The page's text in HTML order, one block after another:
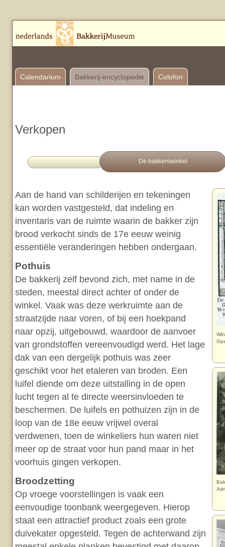
Calendarium Bakkerij-encyclopedie Colofon
Verkopen
De bakkerswinkel
Aan de hand van schilderijen en tekeningen
kan worden vastgesteld, dat indeling en
inventaris van de ruimte waarin de bakker zijn
brood verkocht sinds de 17e eeuw weinig
essentiële veranderingen hebben ondergaan.
Pothuis
De bakkerij zelf bevond zich, met name in de
steden, meestal direct achter of onder de
winkel. Vaak was deze werkruimte aan de
straatzijde naar voren, of bij een hoekpand
naar opzij, uitgebouwd, waardoor de aanvoer
van grondstoffen vereenvoudigd werd. Het lage
dak van een dergelijk pothuis was zeer
geschikt voor het etaleren van broden. Een
luifel diende om deze uitstalling in de open
lucht tegen al te directe weersinvloeden te
beschermen. De luifels en pothuizen zijn in de
loop van de 18e eeuw vrijwel overal
verdwenen, toen de winkeliers hun waren niet
meer op de straat voor hun pand maar in het
voorhuis gingen verkopen.
Broodzetting
Op vroege voorstellingen is vaak een
eenvoudige toonbank weergegeven. Hierop
staat een attractief product zoals een grote
duivekater opgesteld. Tegen de achterwand zijn